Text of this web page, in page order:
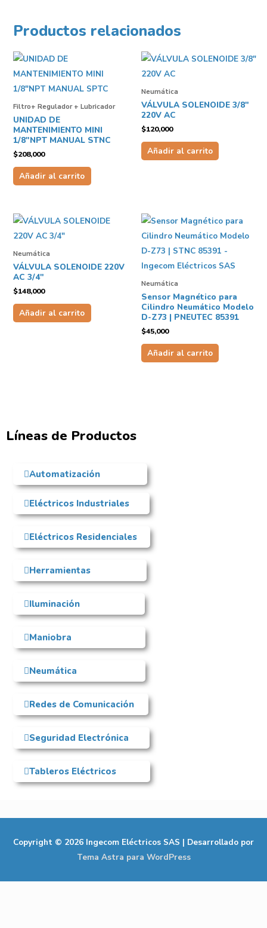
Productos relacionados
Filtro+ Regulador + Lubricador
UNIDAD DE
MANTENIMIENTO MINI
1/8″NPT MANUAL STNC
$208,000
Añadir al carrito
Neumática
VÁLVULA SOLENOIDE 3/8″
220V AC
$120,000
Añadir al carrito
Neumática
VÁLVULA SOLENOIDE 220V
AC 3/4″
$148,000
Añadir al carrito
Neumática
Sensor Magnético para
Cilindro Neumático Modelo
D-Z73 | PNEUTEC 85391
$45,000
Añadir al carrito
Líneas de Productos
Automatización
Eléctricos Industriales
Eléctricos Residenciales
Herramientas
Iluminación
Maniobra
Neumática
Redes de Comunicación
Seguridad Electrónica
Tableros Eléctricos
Copyright © 2026 Ingecom Eléctricos SAS | Desarrollado por
Tema Astra para WordPress